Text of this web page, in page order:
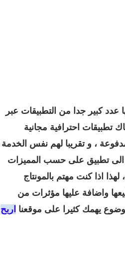
عدد كبير جدا من التطبيقات عبر
تطبيقات احترافية مجانية
، و تقريبا لهم نفس الخدمة
الى تطبيق على حسب المميزات
لهذا اذا كنت مهتم بالمونتاج
واضافة عليها مؤثرات من
يهمك كثيرا على موقعنا اربح